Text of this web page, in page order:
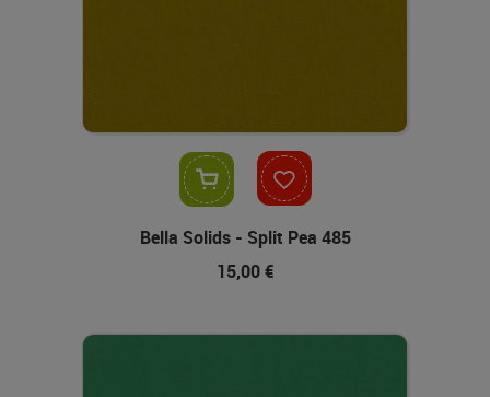
Bella Solids - Split Pea 485
15,00 €